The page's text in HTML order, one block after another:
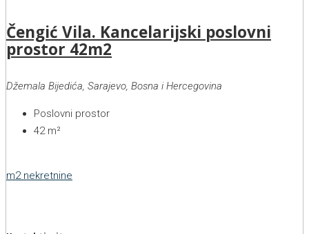
Čengić Vila. Kancelarijski poslovni
prostor 42m2
Džemala Bijedića, Sarajevo, Bosna i Hercegovina
Poslovni prostor
42 m²
m2 nekretnine